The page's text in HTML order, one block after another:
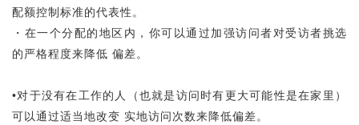
配额控制标准的代表性。
・在一个分配的地区内，你可以通过加强访问者对受访者挑选
的严格程度来降低 偏差。
•对于没有在工作的人（也就是访问时有更大可能性是在家里）
可以通过适当地改变 实地访问次数来降低偏差。